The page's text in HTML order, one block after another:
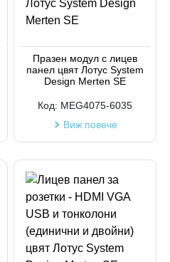
Празен модул с лицев
панел цвят Лотус System
Design Merten SE
Код: MEG4075-6035
Виж повече